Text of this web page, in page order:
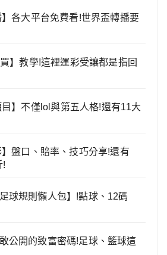
】各大平台免費看!世界盃轉播要
】教學!這裡運彩受讓都是指回
目】不僅lol與第五人格!還有11大
】盤口、賠率、技巧分享!還有
!
球規則懶人包】!點球、12碼
公開的致富密碼!足球、籃球這